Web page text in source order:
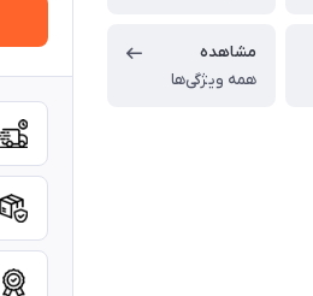
مشاهده
همه ویژگی‌ها